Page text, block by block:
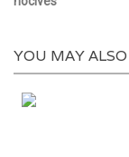
YOU MAY